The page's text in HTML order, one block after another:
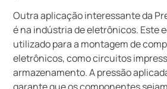
Outra aplicação interessante da
é na indústria de eletrônicos. Este
utilizado para a montagem de
eletrônicos, como circuitos
armazenamento. A pressão